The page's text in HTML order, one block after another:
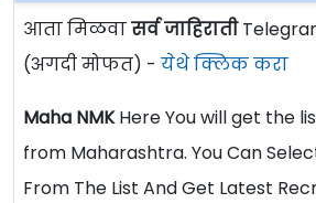
आता मिळवासर्व जाहिराती
(अगदी मोफत) - येथे क्लिक करा
Maha NMKHere You will get the
from Maharashtra. You Can
From The List And Get Latest